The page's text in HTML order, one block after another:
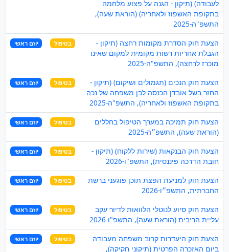
לעבודה) (תיקון - הגנה על פצוע מלחמה
בתקופת האשפוז ולאחריה) (הוראת שעה),
התשפ"ה-2025
הצעת חוק הסדרת מקומות רחצה (תיקון -
הגבלת אחריות רשות מקומית למקום שאינו
מוכרז לרחצה), התשפ"ה-2025
בטיפול יוזם ראשי
הצעת חוק הנכים (תגמולים ושיקום) (תיקון -
החזר בשל אובדן הכנסה לבן משפחה של נכה
בתקופת האשפוז ולאחריה), התשפ"ה-2025
בטיפול יוזם ראשי
הצעת חוק תמיכה במערך הטיפול בחללים
(הוראת שעה), התשפ״ה-2025
בטיפול יוזם ראשי
הצעת חוק הבנקאות (שירות ללקוח) (תיקון -
חובת הדרכה פיננסית), התשפ"ו-2026
בטיפול יוזם ראשי
הצעת חוק למניעת הפצת תוכן פוגעני ברשת
החברתית, התשפ״ו-2026
בטיפול יוזם ראשי
הצעת חוק סיוע לנוטלי הלוואות לדיור עקב
עליית הריבית (הוראת שעה), התשפ"ו-2026
בטיפול יוזם ראשי
הצעת חוק היעדרות קרוב משפחה מעבודה
ביום האזכרה הפרטית (תיקוני חקיקה),
בטיפול יוזם ראשי